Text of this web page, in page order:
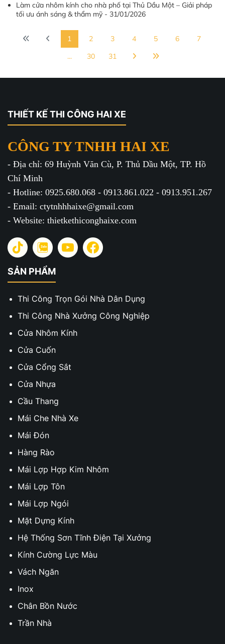
Làm cửa nhôm kính cho nhà phố tại Thủ Dầu Một – Giải pháp
tối ưu ánh sáng & thẩm mỹ - 31/01/2026
1 2 3 4 5 6
7
...
30 31
THIẾT KẾ THI CÔNG HAI XE
CÔNG TY TNHH HAI XE
- Địa chỉ: 69 Huỳnh Văn Cù, P. Thủ Dầu Một, TP. Hồ
Chí Minh
- Hotline: 0925.680.068 - 0913.861.022 - 0913.951.267
- Email: ctytnhhhaixe@gmail.com
- Website: thietkethiconghaixe.com
SẢN PHẨM
Thi Công Trọn Gói Nhà Dân Dụng
Thi Công Nhà Xưởng Công Nghiệp
Cửa Nhôm Kính
Cửa Cuốn
Cửa Cổng Sắt
Cửa Nhựa
Cầu Thang
Mái Che Nhà Xe
Mái Đón
Hàng Rào
Mái Lợp Hợp Kim Nhôm
Mái Lợp Tôn
Mái Lợp Ngói
Mặt Dựng Kính
Hệ Thống Sơn Tĩnh Điện Tại Xưởng
Kính Cường Lực Màu
Vách Ngăn
Inox
Chân Bồn Nước
Trần Nhà